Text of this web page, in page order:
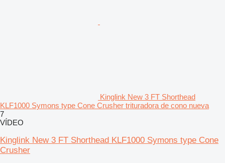
Kinglink New 3 FT Shorthead
KLF1000 Symons type Cone Crusher trituradora de cono nueva
7
VÍDEO
Kinglink New 3 FT Shorthead KLF1000 Symons type Cone
Crusher